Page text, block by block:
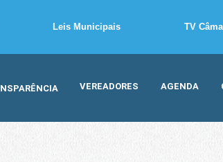
Leis Municipais TV
VEREADORES AGENDA